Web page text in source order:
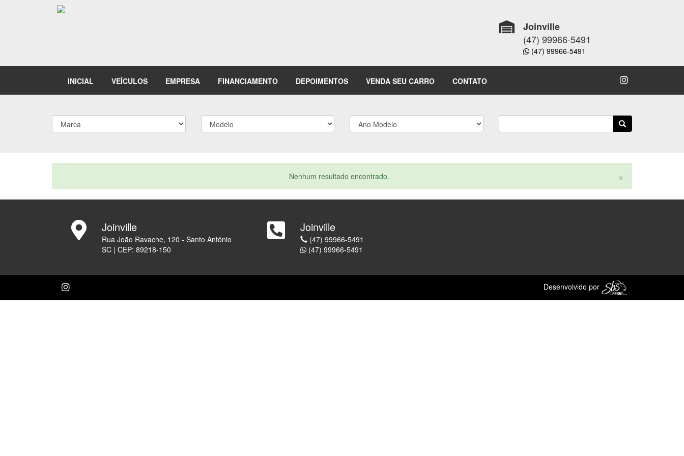
Joinville
(47) 99966-5491
(47) 99966-5491
INICIAL VEÍCULOS EMPRESA FINANCIAMENTO DEPOIMENTOS VENDA SEU CARRO CONTATO
×
Nenhum resultado encontrado.
Joinville
Rua João Ravache, 120 - Santo Antônio
SC | CEP: 89218-150
Joinville
(47) 99966-5491
(47) 99966-5491
Desenvolvido por